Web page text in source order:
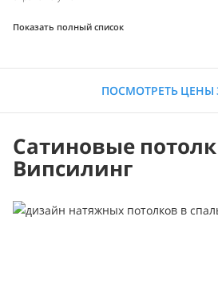
Показать полный список
ПОСМОТРЕТЬ ЦЕНЫ
Сатиновые
Випсилинг